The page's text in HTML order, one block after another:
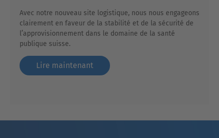
Avec notre nouveau site logistique, nous nous engageons
clairement en faveur de la stabilité et de la sécurité de
l’approvisionnement dans le domaine de la santé
publique suisse.
Lire maintenant